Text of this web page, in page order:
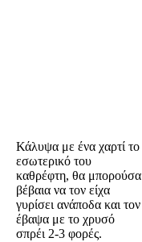
Κάλυψα με ένα χαρτί το
εσωτερικό του
καθρέφτη, θα μπορούσα
βέβαια να τον είχα
γυρίσει ανάποδα και τον
έβαψα με το χρυσό
σπρέι 2-3 φορές.